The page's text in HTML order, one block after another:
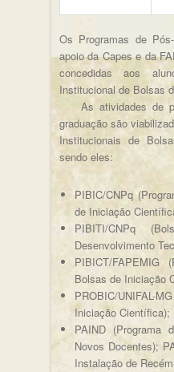
Os Programas de
apoio da Capes e da
concedidas aos
Institucional de Bolsas
As atividades de
graduação são
Institucionais de
sendo eles:
PIBIC/CNPq
de Iniciação
PIBITI/CNPq
Desenvolvimento
PIBICT/FAPEMIG
Bolsas de Iniciação
PROBIC/UNIFAL-
Iniciação Científica);
PAIND (Programa
Novos Docentes);
Instalação de